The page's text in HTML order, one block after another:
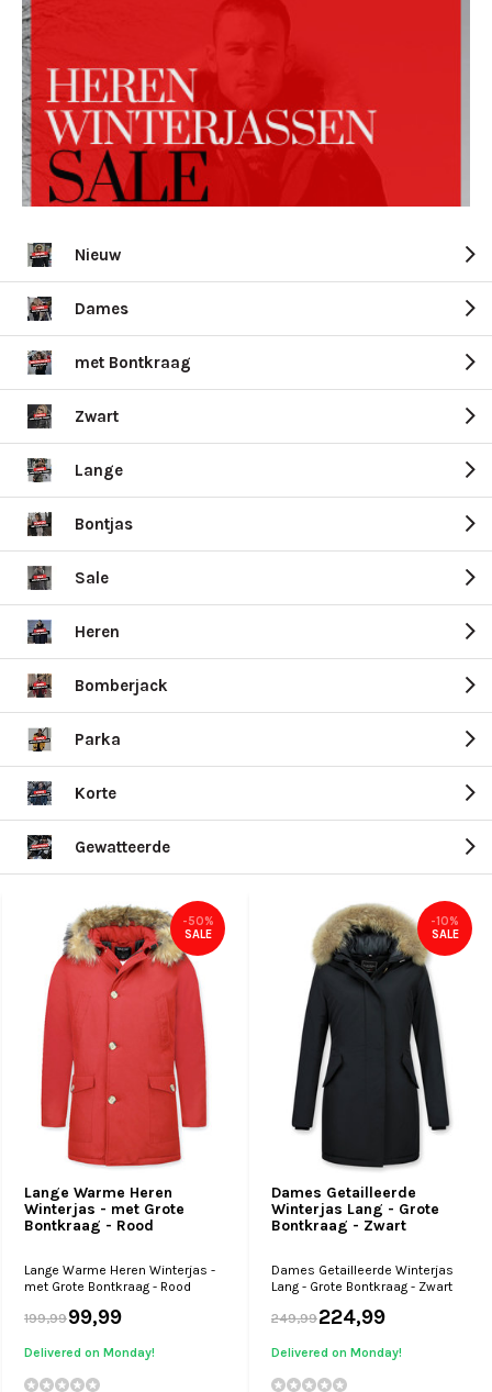
Nieuw
Dames
met Bontkraag
Zwart
Lange
Bontjas
Sale
Heren
Bomberjack
Parka
Korte
Gewatteerde
Lange Warme Heren
Winterjas - met Grote
Bontkraag - Rood
-50%
SALE
Lange Warme Heren Winterjas -
met Grote Bontkraag - Rood
199,9999,99
Delivered on Monday!
Dames Getailleerde
Winterjas Lang - Grote
Bontkraag - Zwart
-10%
SALE
Dames Getailleerde Winterjas
Lang - Grote Bontkraag - Zwart
249,99224,99
Delivered on Monday!